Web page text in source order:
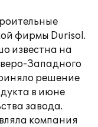
фирмы Durisol.
известна на
Западного
решение
в июне
завода.
компания